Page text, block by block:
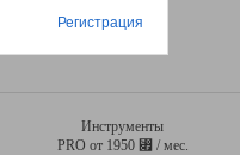
Инструменты
PRO от 1950 ⃏ / мес.
Регистрация